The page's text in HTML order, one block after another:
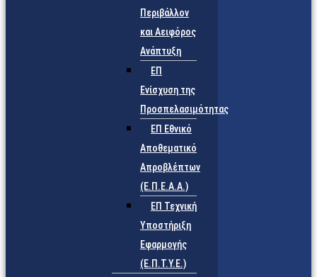
Περιβάλλον
και Αειφόρος
Ανάπτυξη
ΕΠ
Ενίσχυση της
Προσπελασιμότητας
ΕΠ Εθνικό
Αποθεματικό
Απροβλέπτων
(Ε.Π.Ε.Α.Α.)
ΕΠ Τεχνική
Υποστήριξη
Εφαρμογής
(Ε.Π.Τ.Υ.Ε.)